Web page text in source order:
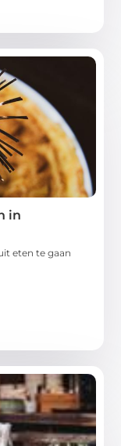
in
eten te gaan